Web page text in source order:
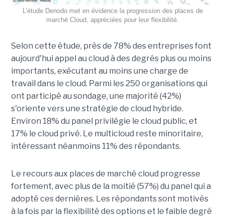
L’étude Denodo met en évidence la progression des places de
marché Cloud, appréciées pour leur flexibilité.
Selon cette étude, près de 78% des entreprises font
aujourd'hui appel au cloud à des degrés plus ou moins
importants, exécutant au moins une charge de
travail dans le cloud. Parmi les 250 organisations qui
ont participé au sondage, une majorité (42%)
s'oriente vers une stratégie de cloud hybride.
Environ 18% du panel privilégie le cloud public, et
17% le cloud privé. Le multicloud reste minoritaire,
intéressant néanmoins 11% des répondants.
Le recours aux places de marché cloud progresse
fortement, avec plus de la moitié (57%) du panel qui a
adopté ces dernières. Les répondants sont motivés
à la fois par la flexibilité des options et le faible degré